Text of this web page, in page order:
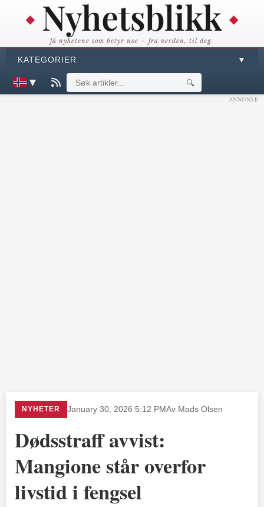
få nyhetene som betyr noe – fra verden, til deg.
KATEGORIER ▼
▼ 🔍
ANNONSE
NYHETER January 30, 2026 5:12 PMAv Mads Olsen
Dødsstraff avvist:
Mangione står overfor
livstid i fengsel